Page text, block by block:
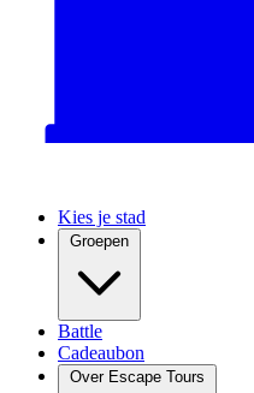
Kies je stad
Groepen
Battle
Cadeaubon
Over Escape Tours